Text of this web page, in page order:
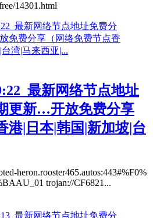
14301.html
最新网络节点地址
更新…开放免费分享
港|日本|韩国|新加坡|台
heron.rooster465.autos:443#%F0%
trojan://CF6821...